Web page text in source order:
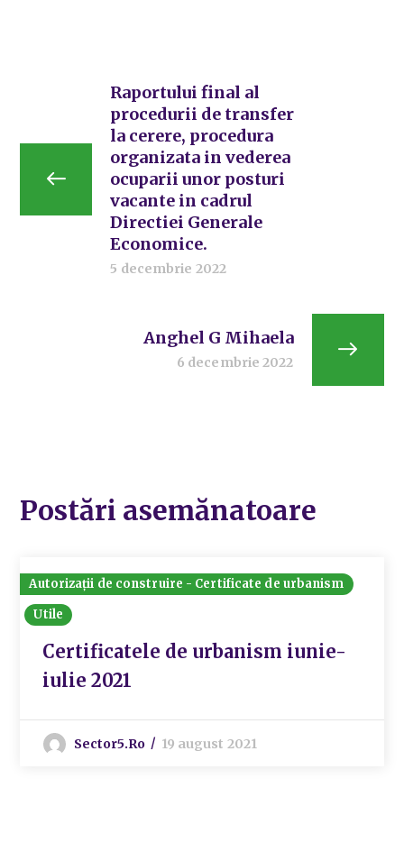
Raportului final al
procedurii de transfer
la cerere, procedura
organizata in vederea
ocuparii unor posturi
vacante in cadrul
Directiei Generale
Economice.
5 decembrie 2022
Anghel G Mihaela
6 decembrie 2022
Postări asemănatoare
Autorizații de construire - Certificate de urbanism
Utile
Certificatele de urbanism iunie-
iulie 2021
Sector5.ro 19 august 2021